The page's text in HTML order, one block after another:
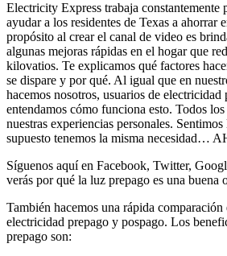
Electricity Express trabaja constantemente
ayudar a los residentes de Texas a ahorrar
propósito al crear el canal de video es
algunas mejoras rápidas en el hogar que
kilovatios. Te explicamos qué factores
se dispare y por qué. Al igual que en
hacemos nosotros, usuarios de electricidad
entendamos cómo funciona esto. Todos
nuestras experiencias personales.
supuesto tenemos la misma necesidad…
Síguenos aquí en Facebook, Twitter,
verás por qué la luz prepago es una buena
También hacemos una rápida
electricidad prepago y pospago. Los
prepago son: